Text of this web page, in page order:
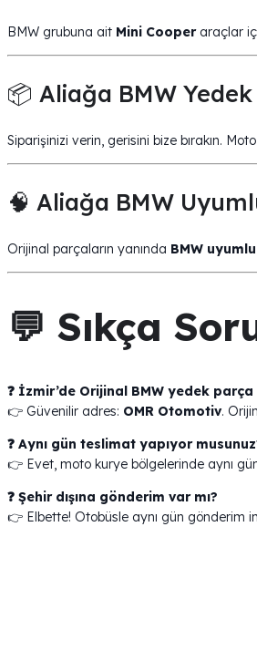
BMW grubuna ait Mini Cooperaraçlar
📦 Aliağa BMW
Siparişinizi verin, gerisini bize bırakın.
🧠 Aliağa BMW
Orijinal parçaların yanında BMW
💬 Sıkça
❓ İzmir’de Orijinal BMW yedek parça
👉 Güvenilir adres: OMR Otomotiv.
❓ Aynı gün teslimat yapıyor
👉 Evet, moto kurye bölgelerinde aynı
❓ Şehir dışına gönderim var mı?
👉 Elbette! Otobüsle aynı gün gönderim